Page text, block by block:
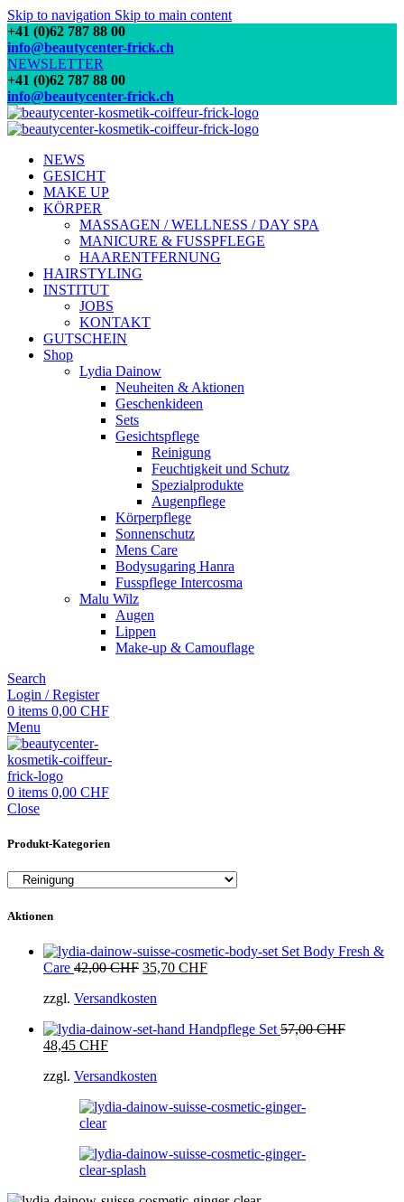
Skip to navigation Skip to main content
+41 (0)62 787 88 00
info@beautycenter-frick.ch
NEWSLETTER
+41 (0)62 787 88 00
info@beautycenter-frick.ch
NEWS
GESICHT
MAKE UP
KÖRPER
MASSAGEN / WELLNESS / DAY SPA
MANICURE & FUSSPFLEGE
HAARENTFERNUNG
HAIRSTYLING
INSTITUT
JOBS
KONTAKT
GUTSCHEIN
Shop
Lydia Dainow
Neuheiten & Aktionen
Geschenkideen
Sets
Gesichtspflege
Reinigung
Feuchtigkeit und Schutz
Spezialprodukte
Augenpflege
Körperpflege
Sonnenschutz
Mens Care
Bodysugaring Hanra
Fusspflege Intercosma
Malu Wilz
Augen
Lippen
Make-up & Camouflage
Search
Login / Register
0 items 0,00 CHF
Menu
0 items 0,00 CHF
Close
Produkt-Kategorien
Aktionen
Set Body Fresh &
Care 42,00CHF Ursprünglicher
war:
35,70 CHFAktueller
zzgl. Versandkosten
Handpflege Set 57,00CHF
Ursprünglicher
war:
48,45 CHFAktueller
ist:
zzgl. Versandkosten